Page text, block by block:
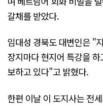
갈채를 받았다.
임대성 경북도 대변인은 "
장지마다 현지어 특강을
보하고 있다"고 밝혔다.
한편 이날 이 도지사는 전